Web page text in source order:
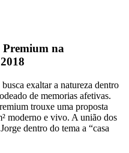
Premium na
exaltar a natureza dentro
de memorias afetivas.
trouxe uma proposta
moderno e vivo. A união dos
dentro do tema a “casa